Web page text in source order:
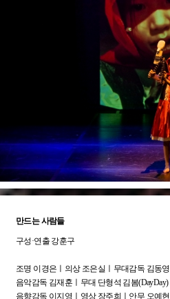
만드는 사람들
구성·연출 강훈구
조명 이경은ㅣ의상 조은실ㅣ무대감독 김동영
음악감독 김재훈ㅣ무대 단형석 김봄(DayDay)
음향감독 이지영ㅣ영상 장주희ㅣ안무 오예현